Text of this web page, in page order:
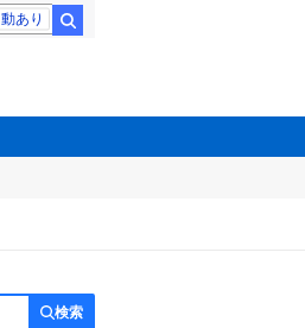
動あり
検索